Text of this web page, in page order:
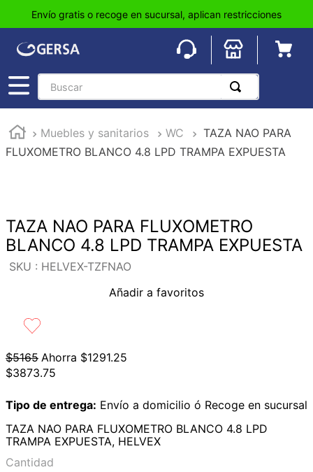
Envío gratis o recoge en sucursal, aplican restricciones
Buscar
Muebles y sanitarios WC
TAZA NAO PARA
FLUXOMETRO BLANCO 4.8 LPD TRAMPA EXPUESTA
TAZA NAO PARA FLUXOMETRO
BLANCO 4.8 LPD TRAMPA EXPUESTA
: HELVEX-TZFNAO
Añadir a favoritos
$5165 Ahorra $1291.25
$3873.75
Tipo de entrega: Envío a domicilio ó Recoge en sucursal
TAZA NAO PARA FLUXOMETRO BLANCO 4.8 LPD
TRAMPA EXPUESTA, HELVEX
Cantidad
1.
pisos
2 .
loseta
5 .
lavabo
10. azulejos